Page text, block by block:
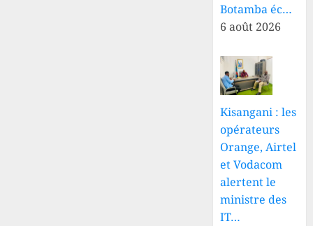
Botamba éc…
6 août 2026
Kisangani : les
opérateurs
Orange, Airtel
et Vodacom
alertent le
ministre des
IT…